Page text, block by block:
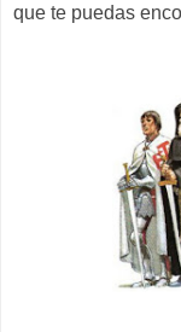
que te puedas